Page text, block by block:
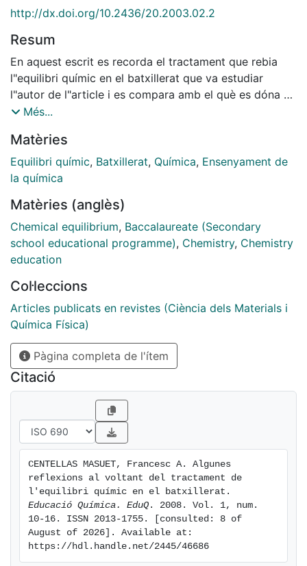
http://dx.doi.org/10.2436/20.2003.02.2
Resum
En aquest escrit es recorda el tractament que rebia
l"equilibri químic en el batxillerat que va estudiar
l"autor de l"article i es compara amb el què es dóna en
el batxillerat actual. Es palesa que en el batxillerat
més extens i amb una major càrrega conceptual que el
d"aquells anys. Aquest fet pot portar, si la matèria no
es tracta amb el temps requerit, a que els estudiants
i la utilitat de les magnituds i constants
fisicoquímiques introduïdes i, a la vegada, es dificulti
que puguin assolir completament d"altres objectius
més elementals. D"altra banda, a partir de la revisió
centres de batxillerat, es proposa reconsiderar el
tractament que reben alguns aspectes concrets de
l"equilibri químic i, en aquest sentit, es discuteixen
algunes de les inconveniències observades i es
plantegen alternatives per a tractar d"una manera més
adient.
Més...
Matèries
Equilibri químic, Batxillerat, Química, Ensenyament de
la química
Matèries (anglès)
Chemical equilibrium, Baccalaureate (Secondary
school educational programme), Chemistry, Chemistry
education
Col·leccions
Articles publicats en revistes (Ciència dels Materials i
Química Física)
Pàgina completa de l'ítem
Citació
CENTELLAS MASUET, Francesc A. Algunes
reflexions al voltant del tractament de
Educació Química. EduQ . 2008. Vol. 1, num.
10-16. ISSN 2013-1755. [consulted: 8 of
August of 2026]. Available at:
https://hdl.handle.net/2445/46686